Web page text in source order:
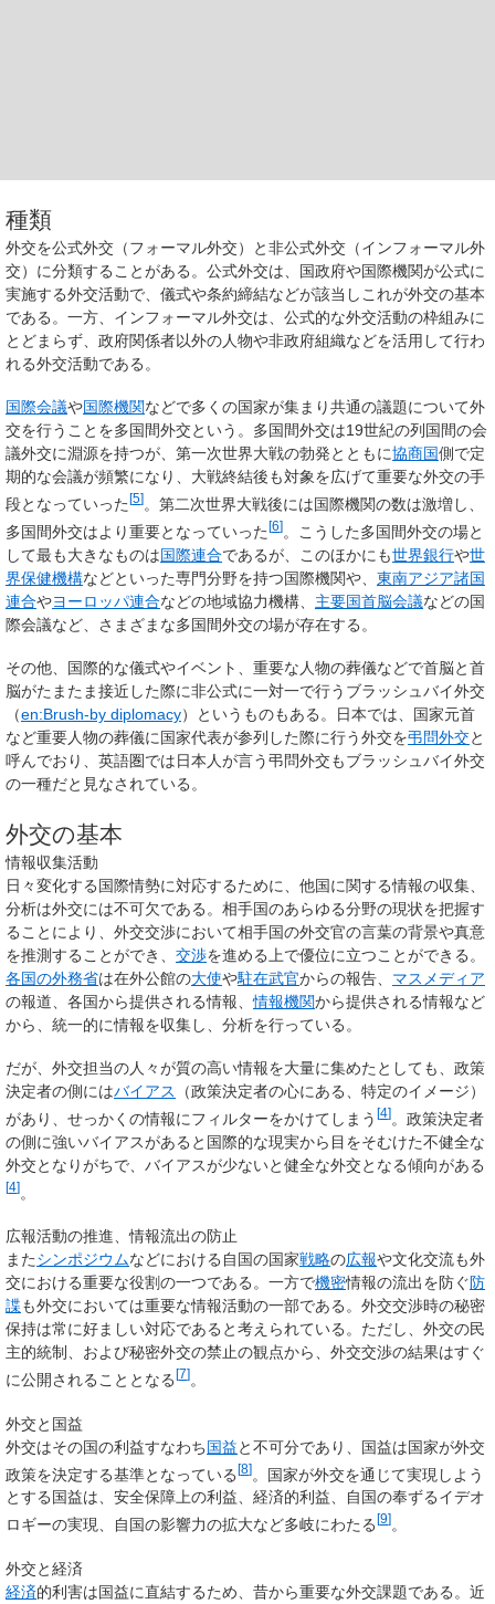
種類
外交を公式外交（フォーマル外交）と非公式外交（インフォーマル外
交）に分類することがある。公式外交は、国政府や国際機関が公式に
実施する外交活動で、儀式や条約締結などが該当しこれが外交の基本
である。一方、インフォーマル外交は、公式的な外交活動の枠組みに
とどまらず、政府関係者以外の人物や非政府組織などを活用して行わ
れる外交活動である。
国際会議や国際機関などで多くの国家が集まり共通の議題について外
交を行うことを多国間外交という。多国間外交は19世紀の列国間の会
議外交に淵源を持つが、第一次世界大戦の勃発とともに協商国側で定
期的な会議が頻繁になり、大戦終結後も対象を広げて重要な外交の手
段となっていった [5] 。第二次世界大戦後には国際機関の数は激増し、
多国間外交はより重要となっていった[6]。こうした多国間外交の場と
して最も大きなものは国際連合であるが、このほかにも世界銀行や世
界保健機構などといった専門分野を持つ国際機関や、 東南アジア諸国
連合やヨーロッパ連合などの地域協力機構、 主要国首脳会議などの国
際会議など、さまざまな多国間外交の場が存在する。
その他、国際的な儀式やイベント、重要な人物の葬儀などで首脳と首
脳がたまたま接近した際に非公式に一対一で行うブラッシュバイ外交
（en:Brush-by diplomacy）というものもある。日本では、国家元首
など重要人物の葬儀に国家代表が参列した際に行う外交を弔問外交と
呼んでおり、英語圏では日本人が言う弔問外交もブラッシュバイ外交
の一種だと見なされている。
外交の基本
情報収集活動
日々変化する国際情勢に対応するために、他国に関する情報の収集、
分析は外交には不可欠である。相手国のあらゆる分野の現状を把握す
ることにより、外交交渉において相手国の外交官の言葉の背景や真意
を推測することができ、 交渉を進める上で優位に立つことができる。
各国の外務省は在外公館の大使や駐在武官からの報告、 マスメディア
の報道、各国から提供される情報、情報機関から提供される情報など
から、統一的に情報を収集し、分析を行っている。
だが、外交担当の人々が質の高い情報を大量に集めたとしても、政策
決定者の側にはバイアス
（政策決定者の心にある、特定のイメージ）
があり、せっかくの情報にフィルターをかけてしまう [4] 。政策決定者
の側に強いバイアスがあると国際的な現実から目をそむけた不健全な
外交となりがちで、バイアスが少ないと健全な外交となる傾向がある
[4] 。
広報活動の推進、情報流出の防止
またシンポジウムなどにおける自国の国家戦略の広報や文化交流も外
交における重要な役割の一つである。一方で機密情報の流出を防ぐ防
諜も外交においては重要な情報活動の一部である。外交交渉時の秘密
保持は常に好ましい対応であると考えられている。ただし、外交の民
主的統制、および秘密外交の禁止の観点から、外交交渉の結果はすぐ
に公開されることとなる [7] 。
外交と国益
外交はその国の利益すなわち国益と不可分であり、国益は国家が外交
政策を決定する基準となっている[8]。国家が外交を通じて実現しよう
とする国益は、安全保障上の利益、経済的利益、自国の奉ずるイデオ
ロギーの実現、自国の影響力の拡大など多岐にわたる [9] 。
外交と経済
経済的利害は国益に直結するため、昔から重要な外交課題である。近